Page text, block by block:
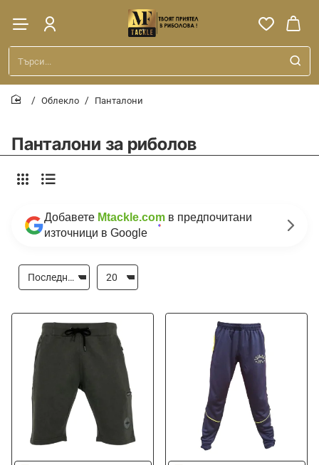
Търси...
Панталони за риболов
Облекло Панталони
Добавете Mtackle.com в предпочитани
източници в Google